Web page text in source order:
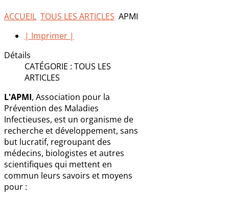
ACCUEIL TOUS LES ARTICLES APMI
| Imprimer |
Détails
CATÉGORIE : TOUS LES
ARTICLES
L'APMI, Association pour la
Prévention des Maladies
Infectieuses, est un organisme de
recherche et développement, sans
but lucratif, regroupant des
médecins, biologistes et autres
scientifiques qui mettent en
commun leurs savoirs et moyens
pour :